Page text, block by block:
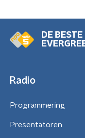
DE BESTE
Radio
Programmering
Presentatoren